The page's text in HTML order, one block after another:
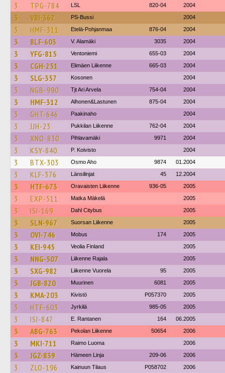
3 TPG-784 LSL 820-04 2004
3 VBI-362 PS-Bussi 2004
3 HMF-311 Etelä-Pohjanmaa 876-04 2004
3 BLF-603 V. Alamäki 3035 2004
3 YFG-815 Ventoniemi 655-03 2004
3 CGH-251 Elimäen Liikenne 665-03 2004
3 SLG-357 Kosonen 2004
3 NGB-990 Tjt Ari Arvela 754-04 2004
3 HMF-312 Alhonen&Lastunen 875-04 2004
3 GHT-646 Paakinaho 2004
3 JJH-23 Pukkilan Liikenne 762-04 2004
3 XNO-830 Pihlavamäki 9971 2004
3 KSY-840 P. Koivisto 2004
3 BTX-303 Osmo Aho 9874 01.2004
3 KLF-376 Länsilinjat 45 12.2004
3 HTF-673 Oravaisten Liikenne 936-05 2005
3 EXP-511 Matka Mäkelä 2005
3 ISI-169 Dahl Citybus 2005
3 SLN-967 Suorsan Liikenne 2005
3 OVI-746 Mobus 174 2005
3 KEI-945 Veolia Finland 2005
3 NNG-507 Liikenne Rajala 2005
3 SXG-982 Liikenne Vuorela 95 2005
3 JGB-820 Muurinen 6081 2005
3 KMA-203 Kivistö P057370 2005
3 HTF-603 Jyrkilä 985-05 2005
3 ISI-847 E. Rantanen 164 06.2005
3 ABG-763 Pekolan Liikenne 50654 2006
3 MKI-711 Raimo Luoma 2006
3 JGZ-839 Hämeen Linja 209-06 2006
3 ZLO-196 Kainuun Tilaus P058702 2006